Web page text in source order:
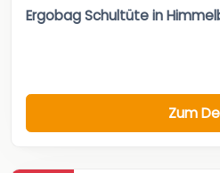
Ergobag Schultüte in
Zum